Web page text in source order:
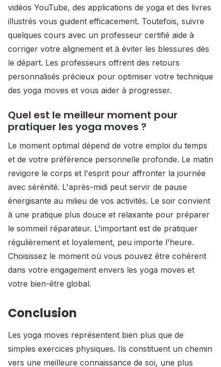
vidéos YouTube, des applications de yoga et des livres
illustrés vous guident efficacement. Toutefois, suivre
quelques cours avec un professeur certifié aide à
corriger votre alignement et à éviter les blessures dès
le départ. Les professeurs offrent des retours
personnalisés précieux pour optimiser votre technique
des yoga moves et vous aider à progresser.
Quel est le meilleur moment pour
pratiquer les yoga moves ?
Le moment optimal dépend de votre emploi du temps
et de votre préférence personnelle profonde. Le matin
revigore le corps et l'esprit pour affronter la journée
avec sérénité. L'après-midi peut servir de pause
énergisante au milieu de vos activités. Le soir convient
à une pratique plus douce et relaxante pour préparer
le sommeil réparateur. L'important est de pratiquer
régulièrement et loyalement, peu importe l'heure.
Choisissez le moment où vous pouvez être cohérent
dans votre engagement envers les yoga moves et
votre bien-être global.
Conclusion
Les yoga moves représentent bien plus que de
simples exercices physiques. Ils constituent un chemin
vers une meilleure connaissance de soi, une plus